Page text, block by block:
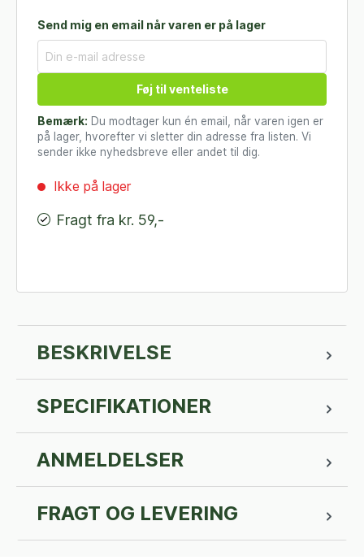
Send mig en email når varen er på lager
Føj til venteliste
Bemærk: Du modtager kun én email, når varen igen er
på lager, hvorefter vi sletter din adresse fra listen. Vi
sender ikke nyhedsbreve eller andet til dig.
Ikke på lager
Fragt fra kr. 59,-
BESKRIVELSE
SPECIFIKATIONER
ANMELDELSER
FRAGT OG LEVERING